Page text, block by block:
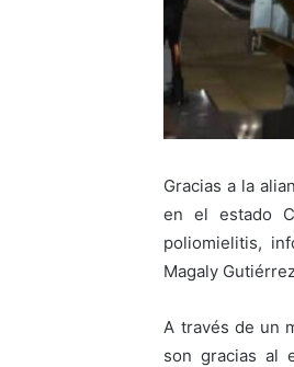
Gracias a la
en el estado
poliomielitis,
Magaly
A través de un
son gracias al